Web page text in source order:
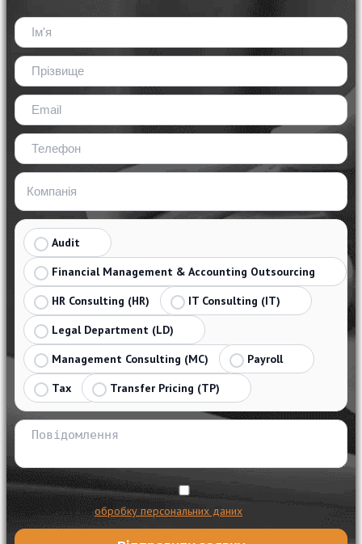
Audit
Financial Management & Accounting Outsourcing
HR Consulting (HR)
IT Consulting (IT)
Legal Department (LD)
Management Consulting (MC)
Payroll
Tax
Transfer Pricing (TP)
Я даю згоду наобробку персональних даних